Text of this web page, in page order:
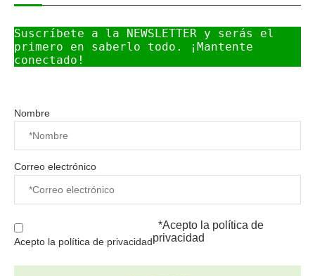
Suscríbete a la NEWSLETTER y serás el
primero en saberlo todo. ¡Mantente
conectado!
Nombre
Correo electrónico
Acepto la política de privacidad
*Acepto la política de
privacidad